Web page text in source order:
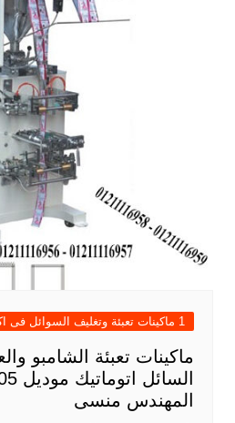
1 ماكينات تعبئة وتغليف السوائل فى اكياس
ماكينات تعبئة الشامبو
المهندس منسى